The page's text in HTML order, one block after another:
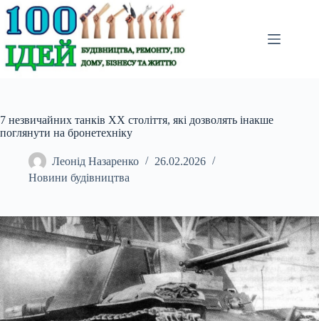
Перейти
до
вмісту
7 незвичайних танків XX століття, які дозволять інакше
поглянути на бронетехніку
Леонід Назаренко
26.02.2026
Новини будівництва